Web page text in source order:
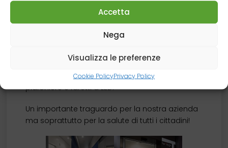
Accetta
Nega
Visualizza le preferenze
Cookie PolicyPrivacy Policy
colaminato antibatterico per ambienti
ospedalieri; Impianti: ispezionabili situati a
parete e a soffitto con locali in depressione e
ricambi d’aria adeguati; Illuminazione:
plafoniere e faretti a LED.
Un importante traguardo per la nostra azienda
ma soprattutto per la salute di tutti i cittadini!